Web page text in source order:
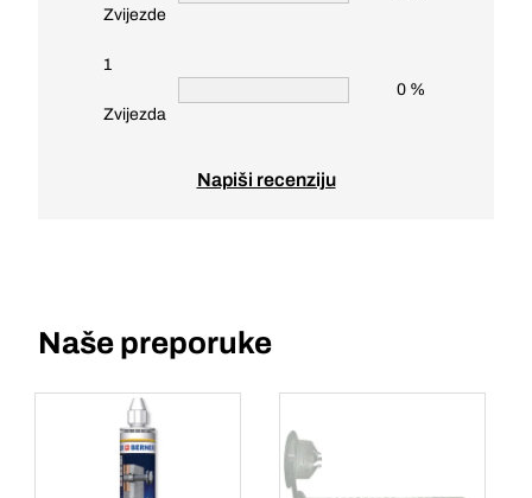
Zvijezde
1
Zvijezda
0 %
Napiši recenziju
Naše preporuke